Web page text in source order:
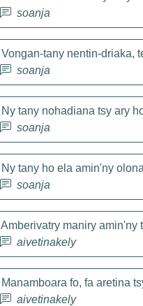
soanja
Vongan-tany nentin-driaka,
soanja
Ny tany nohadiana tsy ary
soanja
Ny tany ho ela amin'ny
soanja
Amberivatry maniry amin'ny
aivetinakely
Manamboara fo, fa aretina
aivetinakely